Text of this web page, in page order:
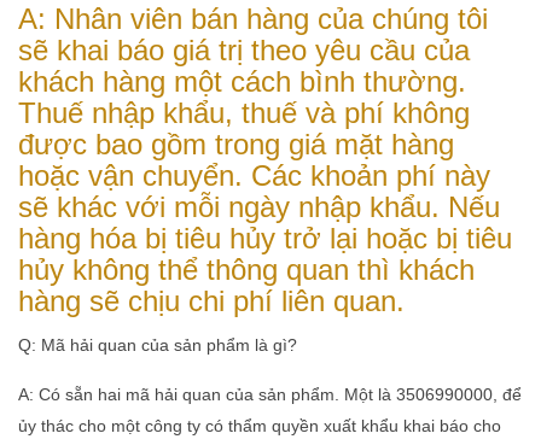
A: Nhân viên bán hàng của chúng tôi
sẽ khai báo giá trị theo yêu cầu của
khách hàng một cách bình thường.
Thuế nhập khẩu, thuế và phí không
được bao gồm trong giá mặt hàng
hoặc vận chuyển. Các khoản phí này
sẽ khác với mỗi ngày nhập khẩu. Nếu
hàng hóa bị tiêu hủy trở lại hoặc bị tiêu
hủy không thể thông quan thì khách
hàng sẽ chịu chi phí liên quan.
Q: Mã hải quan của sản phẩm là gì?
A: Có sẵn hai mã hải quan của sản phẩm. Một là 3506990000, để
ủy thác cho một công ty có thẩm quyền xuất khẩu khai báo cho